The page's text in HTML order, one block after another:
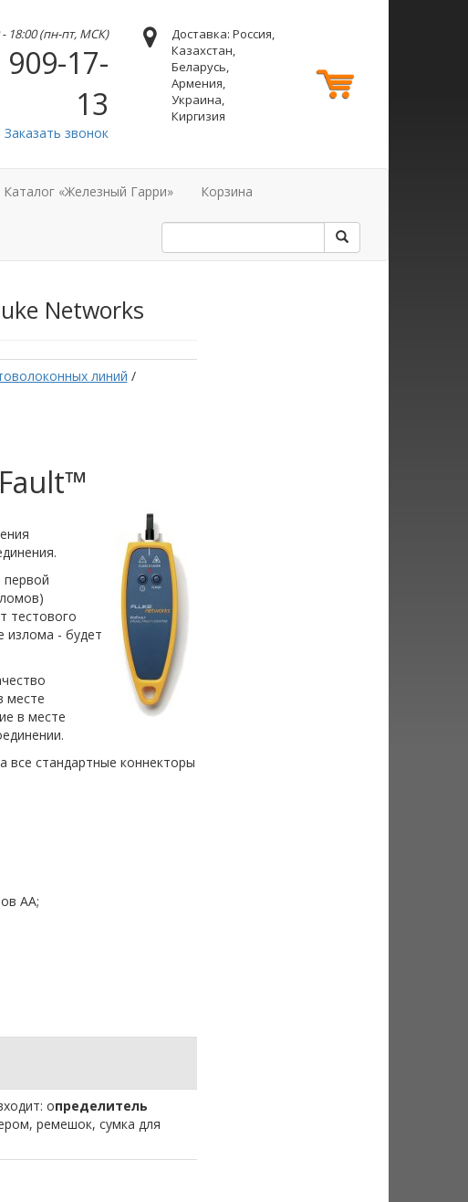
- 18:00 (пн-пт, МСК)
909-17-
13
Заказать звонок
Доставка: Россия,
Казахстан,
Беларусь,
Армения,
Украина,
Киргизия
Каталог «Железный Гарри» Корзина
Networks
линий /
первой
тестового
излома - будет
месте
в месте
все стандартные коннекторы
AA;
определитель
ремешок, сумка для